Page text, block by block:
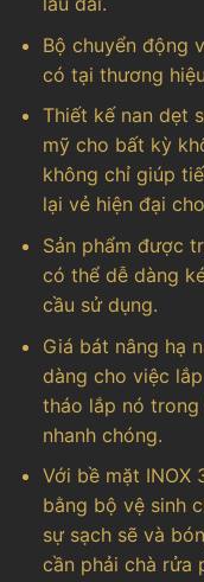
Bộ chuyển động
có tại thương
Thiết kế nan dẹt
mỹ cho bất kỳ
không chỉ giúp
lại vẻ hiện đại
Sản phẩm được
có thể dễ dàng
cầu sử dụng.
Giá bát nâng hạ
dàng cho việc
tháo lắp nó
nhanh chóng.
Với bề mặt INOX
bằng bộ vệ sinh
sự sạch sẽ và
cần phải chà rửa